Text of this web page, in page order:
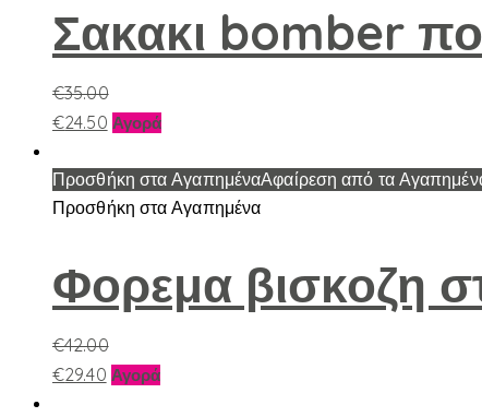
Σακακι bomber
€35.00
€24.50 ΑγοράΑυτό
προϊόν
έχει
παραλλαγές.
Οι
επιλογές
να
Προσθήκη στα ΑγαπημέναΑφαίρεση από τα
Προσθήκη στα Αγαπημένα
Φορεμα βισκοζη
€42.00
€29.40 ΑγοράΑυτό